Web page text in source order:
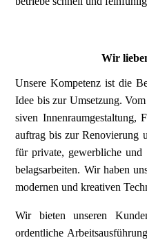
Wir
Unsere Kompe­tenz ist die
Idee bis zur Um­setzung.
siven Innen­raum­gestaltung,
auftrag bis zur Reno­vierung
für private, gewer­bliche
belags­arbeiten. Wir haben
moder­nen und krea­tiven
Wir bieten unse­ren
ordent­liche